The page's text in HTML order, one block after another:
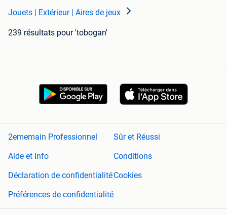
Jouets | Extérieur | Aires de jeux
239 résultats pour 'tobogan'
2ememain Professionnel
Sûr et Réussi
Aide et Info
Conditions
Déclaration de confidentialitéCookies
Préférences de confidentialité